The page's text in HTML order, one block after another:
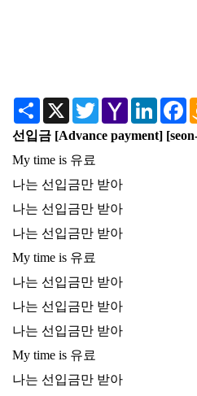
Share X TwitterYahoo
Mail
선입금 [Advance payment]
My time is 유료
나는 선입금만 받아
나는 선입금만 받아
나는 선입금만 받아
My time is 유료
나는 선입금만 받아
나는 선입금만 받아
나는 선입금만 받아
My time is 유료
나는 선입금만 받아